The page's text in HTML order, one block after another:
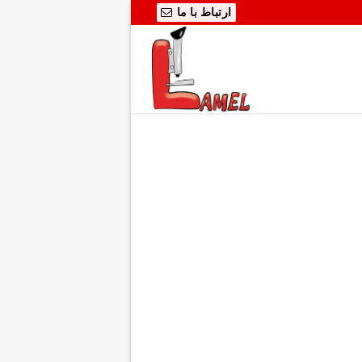
ارتباط با ما